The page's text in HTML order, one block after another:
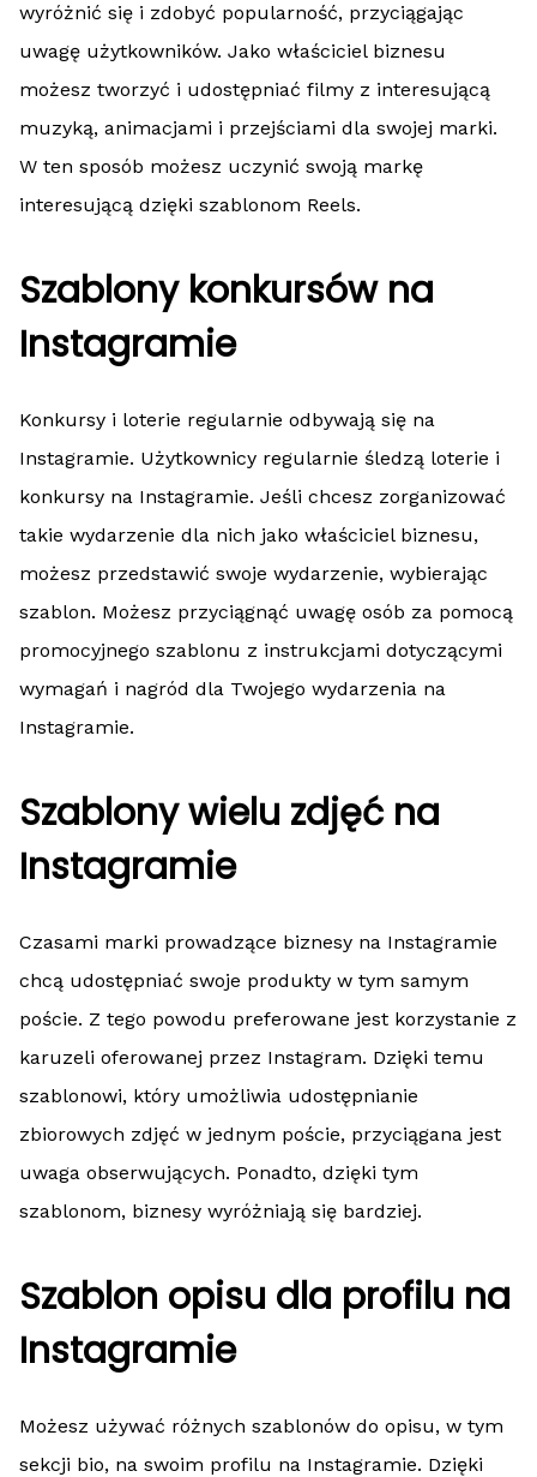
wyróżnić się i zdobyć popularność, przyciągając
uwagę użytkowników. Jako właściciel biznesu
możesz tworzyć i udostępniać filmy z interesującą
muzyką, animacjami i przejściami dla swojej marki.
W ten sposób możesz uczynić swoją markę
interesującą dzięki szablonom Reels.
Szablony konkursów na
Instagramie
Konkursy i loterie regularnie odbywają się na
Instagramie. Użytkownicy regularnie śledzą loterie i
konkursy na Instagramie. Jeśli chcesz zorganizować
takie wydarzenie dla nich jako właściciel biznesu,
możesz przedstawić swoje wydarzenie, wybierając
szablon. Możesz przyciągnąć uwagę osób za pomocą
promocyjnego szablonu z instrukcjami dotyczącymi
wymagań i nagród dla Twojego wydarzenia na
Instagramie.
Szablony wielu zdjęć na
Instagramie
Czasami marki prowadzące biznesy na Instagramie
chcą udostępniać swoje produkty w tym samym
poście. Z tego powodu preferowane jest korzystanie z
karuzeli oferowanej przez Instagram. Dzięki temu
szablonowi, który umożliwia udostępnianie
zbiorowych zdjęć w jednym poście, przyciągana jest
uwaga obserwujących. Ponadto, dzięki tym
szablonom, biznesy wyróżniają się bardziej.
Szablon opisu dla profilu na
Instagramie
Możesz używać różnych szablonów do opisu, w tym
sekcji bio, na swoim profilu na Instagramie. Dzięki